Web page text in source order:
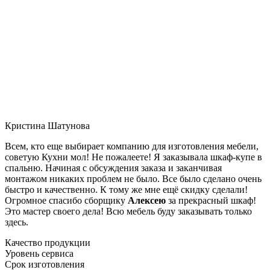
Кристина Шатунова
Всем, кто еще выбирает компанию для изготовления мебели,
советую Кухни мол! Не пожалеете! Я заказывала шкаф-купе в
спальню. Начиная с обсуждения заказа и заканчивая
монтажом никаких проблем не было. Все было сделано очень
быстро и качественно. К тому же мне ещё скидку сделали!
Огромное спасибо сборщику Алексею за прекрасный шкаф!
Это мастер своего дела! Всю мебель буду заказывать только
здесь.
Качество продукции
Уровень сервиса
Срок изготовления